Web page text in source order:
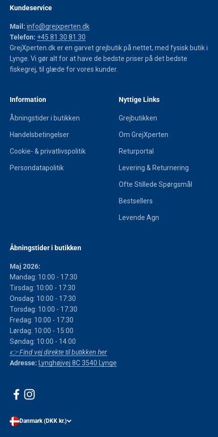
Kundeservice
Mail: info@grejxperten.dk
Telefon: +45 81 30 81 30
GrejXperten.dk er en garvet grejbutik på nettet, med fysisk butik i
Lynge. Vi gør alt for at have de bedste priser på det bedste
fiskegrej, til glæde for vores kunder.
Information
Åbningstider i butikken
Handelsbetingelser
Cookie- & privatlivspolitik
Persondatapolitik
Nyttige Links
Grejbutikken
Om GrejXperten
Returportal
Levering & Returnering
Ofte Stillede Spørgsmål
Bestsellers
Levende Agn
Åbningstider i butikken
Maj 2026:
Mandag: 10:00 - 17:30
Tirsdag: 10:00 - 17:30
Onsdag: 10:00 - 17:30
Torsdag: 10:00 - 17:30
Fredag: 10:00 - 17:30
Lørdag: 10:00 - 15:00
Søndag: 10:00 - 14:00
👉 Find vej direkte til butikken her
Adresse:
Lynghøjvej 8C 3540 Lynge
Danmark (DKK kr.)